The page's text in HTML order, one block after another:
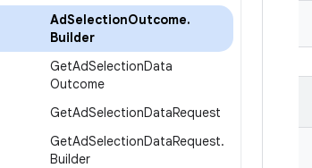
AdSelectionOutcome.
Builder
GetAdSelectionData
Outcome
GetAdSelectionDataRequest
GetAdSelectionDataRequest.
Builder